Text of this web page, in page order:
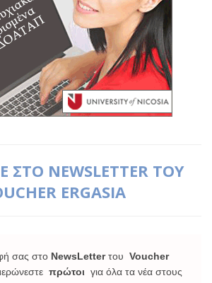
ΣΤΟ NEWSLETTER ΤΟΥ
ERGASIA
σας στο NewsLetterτου Voucher
πρώτοι για όλα τα νέα στους